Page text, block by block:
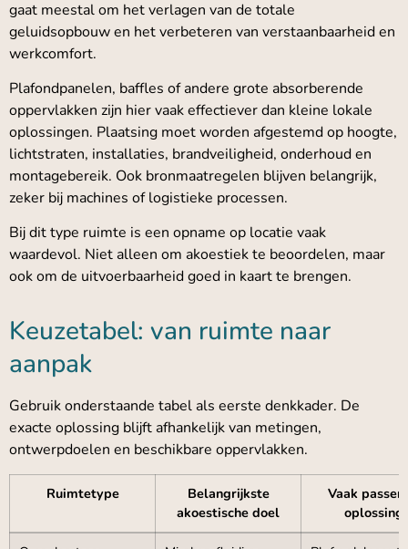
gaat meestal om het verlagen van de totale
geluidsopbouw en het verbeteren van verstaanbaarheid en
werkcomfort.
Plafondpanelen, baffles of andere grote absorberende
oppervlakken zijn hier vaak effectiever dan kleine lokale
oplossingen. Plaatsing moet worden afgestemd op hoogte,
lichtstraten, installaties, brandveiligheid, onderhoud en
montagebereik. Ook bronmaatregelen blijven belangrijk,
zeker bij machines of logistieke processen.
Bij dit type ruimte is een opname op locatie vaak
waardevol. Niet alleen om akoestiek te beoordelen, maar
ook om de uitvoerbaarheid goed in kaart te brengen.
Keuzetabel: van ruimte naar
aanpak
Gebruik onderstaande tabel als eerste denkkader. De
exacte oplossing blijft afhankelijk van metingen,
ontwerpdoelen en beschikbare oppervlakken.
Ruimtetype
Belangrijkste
akoestische doel
Vaak
oplossing